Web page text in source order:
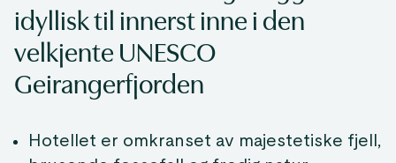
idyllisk til innerst inne i den
velkjente UNESCO
Geirangerfjorden
Hotellet er omkranset av majestetiske fjell,